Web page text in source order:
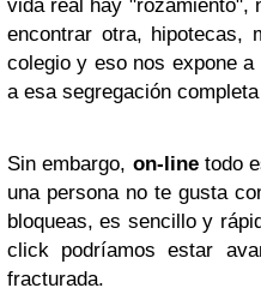
vida real hay "rozamiento",
encontrar otra, hipotecas,
colegio y eso nos expone
a esa segregación
Sin embargo, on-linetodo
una persona no te gusta
bloqueas, es sencillo y
click podríamos estar
fracturada.